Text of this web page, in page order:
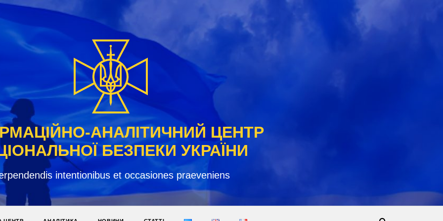
АНАЛІТИЧНИЙ ЦЕНТР
БЕЗПЕКИ УКРАЇНИ
intentionibus et occasiones praeveniens